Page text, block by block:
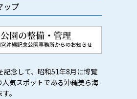
ップ
念して、昭和51年8月に博覧
気スポットである沖縄美ら海
。